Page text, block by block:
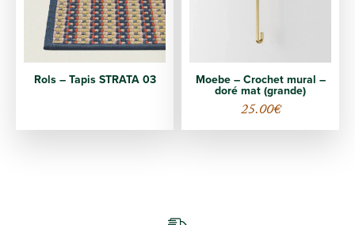
Rols – Tapis STRATA 03 Moebe – Crochet mural –
doré mat (grande)
25.00€